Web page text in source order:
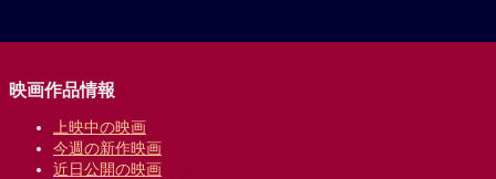
映画作品情報
上映中の映画
今週の新作映画
近日公開の映画